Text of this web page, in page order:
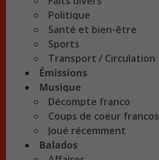
Politique
Santé et bien-être
Sports
Transport / Circulation
Émissions
Musique
Décompte franco
Coups de coeur francos
Joué récemment
Balados